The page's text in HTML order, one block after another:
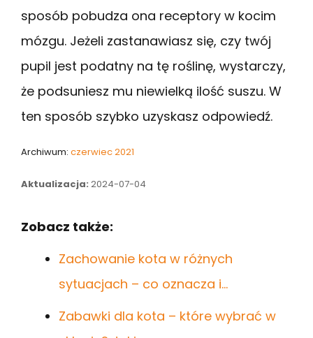
sposób pobudza ona receptory w kocim
mózgu. Jeżeli zastanawiasz się, czy twój
pupil jest podatny na tę roślinę, wystarczy,
że podsuniesz mu niewielką ilość suszu. W
ten sposób szybko uzyskasz odpowiedź.
Archiwum: czerwiec 2021
Aktualizacja: 2024-07-04
Zobacz także:
Zachowanie kota w różnych
sytuacjach – co oznacza i…
Zabawki dla kota – które wybrać w